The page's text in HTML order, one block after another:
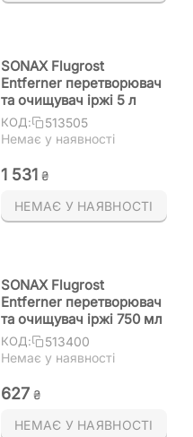
SONAX Flugrost
Entferner перетворювач
та очищувач іржі 5 л
КОД:
513505
Немає у наявності
1 531 ₴
НЕМАЄ У НАЯВНОСТІ
SONAX Flugrost
Entferner перетворювач
та очищувач іржі 750 мл
КОД:
513400
Немає у наявності
‍627‍ ₴
НЕМАЄ У НАЯВНОСТІ